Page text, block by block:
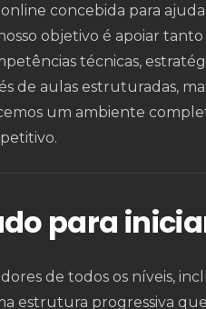
concebida para
objetivo é apoiar
técnicas,
de aulas estruturadas,
um ambiente
para
de todos os níveis,
estrutura progressiva